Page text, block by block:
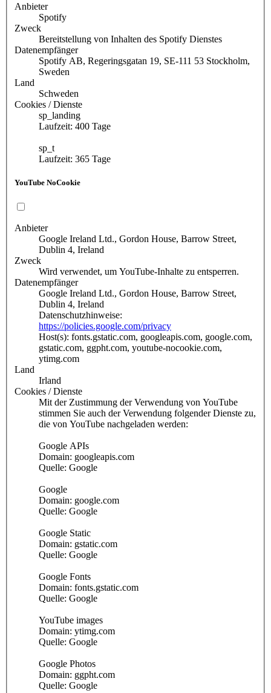
Anbieter
Spotify
Zweck
Bereitstellung von Inhalten des Spotify Dienstes
Datenempfänger
Spotify AB, Regeringsgatan 19, SE-111 53 Stockholm,
Sweden
Land
Schweden
Cookies / Dienste
sp_landing
Laufzeit: 400 Tage
sp_t
Laufzeit: 365 Tage
YouTube NoCookie
Anbieter
Google Ireland Ltd., Gordon House, Barrow Street,
Dublin 4, Ireland
Zweck
Wird verwendet, um YouTube-Inhalte zu entsperren.
Datenempfänger
Google Ireland Ltd., Gordon House, Barrow Street,
Dublin 4, Ireland
Datenschutzhinweise:
https://policies.google.com/privacy
Host(s): fonts.gstatic.com, googleapis.com, google.com,
gstatic.com, ggpht.com, youtube-nocookie.com,
ytimg.com
Land
Irland
Cookies / Dienste
Mit der Zustimmung der Verwendung von YouTube
stimmen Sie auch der Verwendung folgender Dienste zu,
die von YouTube nachgeladen werden:
Google APIs
Domain: googleapis.com
Quelle: Google
Google
Domain: google.com
Quelle: Google
Google Static
Domain: gstatic.com
Quelle: Google
Google Fonts
Domain: fonts.gstatic.com
Quelle: Google
YouTube images
Domain: ytimg.com
Quelle: Google
Google Photos
Domain: ggpht.com
Quelle: Google